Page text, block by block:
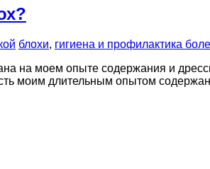
блохи, гигиена и профилактика
на моем опыте содержания и
моим длительным опытом